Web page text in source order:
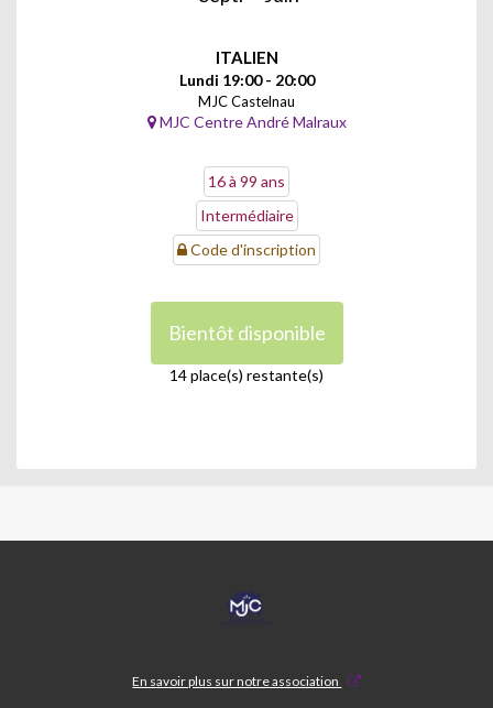
ITALIEN
Lundi 19:00 - 20:00
MJC Castelnau
MJC Centre André Malraux
16 à 99 ans
Intermédiaire
Code d'inscription
Bientôt disponible
14 place(s) restante(s)
MJC
CASTELNAU
En savoir plus sur notre association